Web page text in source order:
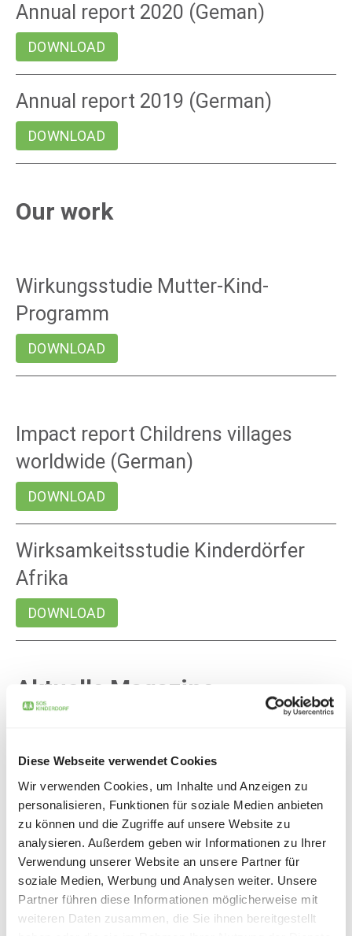
Diese Webseite verwendet Cookies
Wir verwenden Cookies, um Inhalte und Anzeigen zu
personalisieren, Funktionen für soziale Medien anbieten
zu können und die Zugriffe auf unsere Website zu
analysieren. Außerdem geben wir Informationen zu Ihrer
Verwendung unserer Website an unsere Partner für
soziale Medien, Werbung und Analysen weiter. Unsere
Partner führen diese Informationen möglicherweise mit
weiteren Daten zusammen, die Sie ihnen bereitgestellt
Annual report 2020 (Geman)
DOWNLOAD
Annual report 2019 (German)
DOWNLOAD
Our work
Wirkungsstudie Mutter-Kind-
Programm
DOWNLOAD
Impact report Childrens villages
worldwide (German)
DOWNLOAD
Wirksamkeitsstudie Kinderdörfer
Afrika
DOWNLOAD
Aktuelle Magazine
SOS Magazine Autumn 2025
DOWNLOAD
SOS Magazine Fall 2024
DOWNLOAD